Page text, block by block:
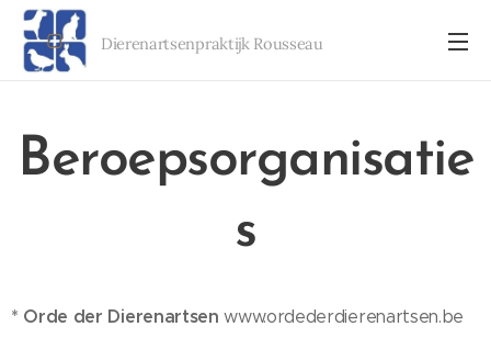
Dierenartsenpraktijk Rousseau
Beroepsorganisatie
s
* Orde der Dierenartsen www.ordederdierenartsen.be